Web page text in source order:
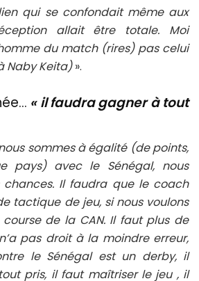
qui se confondait même aux
allait être totale. Moi
du match (rires) pas celui
Naby Keita)».
« il faudra gagner à tout
sommes à égalité (de points,
pays) avec le Sénégal, nous
chances. Il faudra que le coach
tactique de jeu, si nous voulons
de la CAN. Il faut plus de
pas droit à la moindre erreur,
le Sénégal est un derby, il
pris, il faut maîtriser le jeu , il